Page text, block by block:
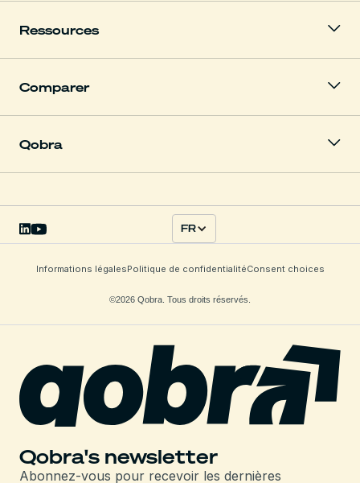
Ressources
Comparer
Qobra
©2026 Qobra. Tous droits réservés.
Informations légalesPolitique de confidentialitéConsent choices
FR
Qobra's newsletter
Abonnez-vous pour recevoir les dernières